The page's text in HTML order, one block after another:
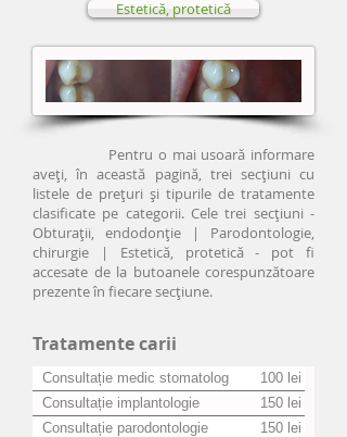
Estetică, protetică
Pentru o mai usoară informare
aveţi, în această pagină, trei secţiuni cu
listele de preţuri şi tipurile de tratamente
clasificate pe categorii. Cele trei secţiuni -
Obturaţii, endodonţie | Parodontologie,
chirurgie | Estetică, protetică - pot fi
accesate de la butoanele corespunzătoare
prezente în fiecare secţiune.
Tratamente carii
Consultație medic stomatolog
100 lei
Consultație implantologie
150 lei
Consultație parodontologie
150 lei